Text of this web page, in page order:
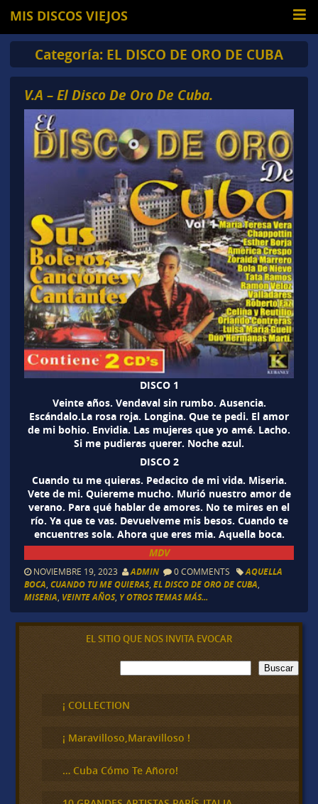
MIS DISCOS VIEJOS
Categoría: EL DISCO DE ORO DE CUBA
V.A – El Disco De Oro De Cuba.
DISCO 1
Veinte años. Vendaval sin rumbo. Ausencia.
Escándalo.La rosa roja. Longina. Que te pedi. El amor
de mi bohio. Envidia. Las mujeres que yo amé. Lacho.
Si me pudieras querer. Noche azul.
DISCO 2
Cuando tu me quieras. Pedacito de mi vida. Miseria.
Vete de mi. Quiereme mucho. Murió nuestro amor de
verano. Para qué hablar de amores. No te mires en el
río. Ya que te vas. Devuelveme mis besos. Cuando te
encuentres sola. Ahora que eres mia. Aquella boca.
MDV
NOVIEMBRE 19, 2023 ADMIN 0 COMMENTS
AQUELLA
BOCA CUANDO TU ME QUIERAS, EL DISCO DE ORO DE CUBA
MISERIA VEINTE AÑOS, Y OTROS TEMAS MÁS...
EL SITIO QUE NOS INVITA EVOCAR
B
u
c
a
Buscar
¡ COLLECTION
¡ Maravilloso,Maravilloso !
… Cuba Cómo Te Añoro!